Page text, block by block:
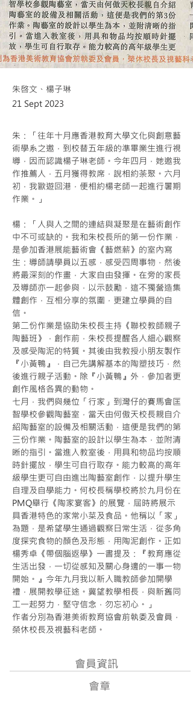
朱啓文、楊子琳
21 Sept 2023
Next
朱：「往年十月應香港教育大學文化與創意藝
術學系之邀，到校替五年級的準畢業生進行視
導，因而認識楊子琳老師。今年四月，她邀我
作推薦人，五月獲得教席，說相約荼聚。六月
初，我歐遊回港，便相約楊老師一起進行暑期
楊：「人與人之間的連結與凝聚是在藝術創作
中不可或缺的。我和朱校長所的第一份作業，
是參加香港展能藝術會《藝燃薪》的室內寫
生：導師請學員以五感，感受四周事物，然後
將最深刻的作畫，大家自由發揮。在旁的家長
及導師亦一起參與，以示鼓勵，這不獨營造集
體創作，互相分享的氛圍，更建立學員的自
信。
第二份作業是協助朱校長主持《聯校教師親子
陶藝班》，創作前，朱校長提醒各人細心觀察
及感受陶泥的特質。其後由我教授小朋友製作
『小黃鴨』，自己先講解基本的陶塑技巧，然
後進行親子活動。除『小黃鴨』外，參加者更
創作風格各異的動物。
七月，我們與幾位「行家」到灣仔的賽馬會匡
智學校參觀陶藝室，當天由何傲天校長親自介
紹陶藝室的設備及相關活動，這便是我們的第
三份作業。陶藝室的設計以學生為本，並附清
晰的指引。當進入教室後，用具和物品均按順
時針擺放，學生可自行取存。能力較高的高年
級學生更可自由進出陶藝室創作，以提升學生
自理及自學能力。何校長稱學校將於九月份在
PMQ舉行《陶家宴客》的展覽，屆時將展示
具香港特色的家常小菜及食品。他稱以「家」
為題，是希望學生通過觀察日常生活，從多角
度探究食物的顏色及形態，用陶泥創作。正如
楊秀卓《帶個腦返學》一書提及：『教育應從
生活出發，一切從感知及關心身邊的一事一物
開始。』今年九月我以新入職教師參加開學
禮，展開教學征途。冀望教學相長，與新舊同
工一起努力，堅守信念，勿忘初心。」
作者分別為香港美術教育協會前執委及會員，
榮休校長及視藝科老師。
會員資訊
會章